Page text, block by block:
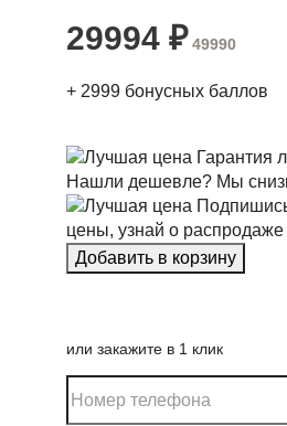
29994 ₽ 49990
+ 2999 бонусных баллов
Гарантия
Нашли дешевле? Мы
цены, узнай о
или закажите в 1 клик